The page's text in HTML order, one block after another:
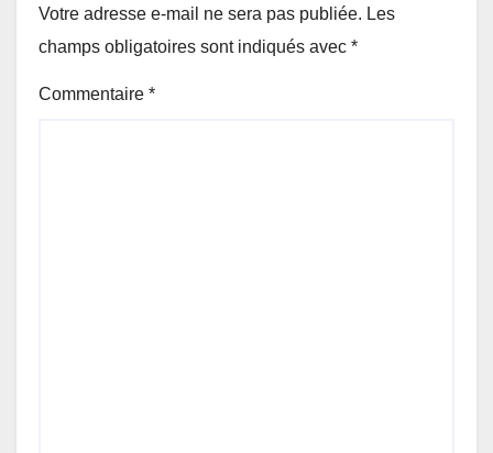
Votre adresse e-mail ne sera pas publiée. Les
champs obligatoires sont indiqués avec *
Commentaire *